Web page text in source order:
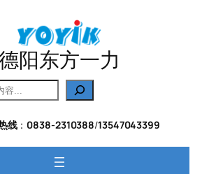
阳东方一力
搜
索
线： 0838-2310388/13547043399